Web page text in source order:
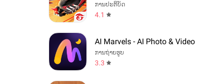
ການປະຕິບັດ
4.1
AI Marvels - AI Photo & Video
ການຖ່າຍຮູບ
3.3